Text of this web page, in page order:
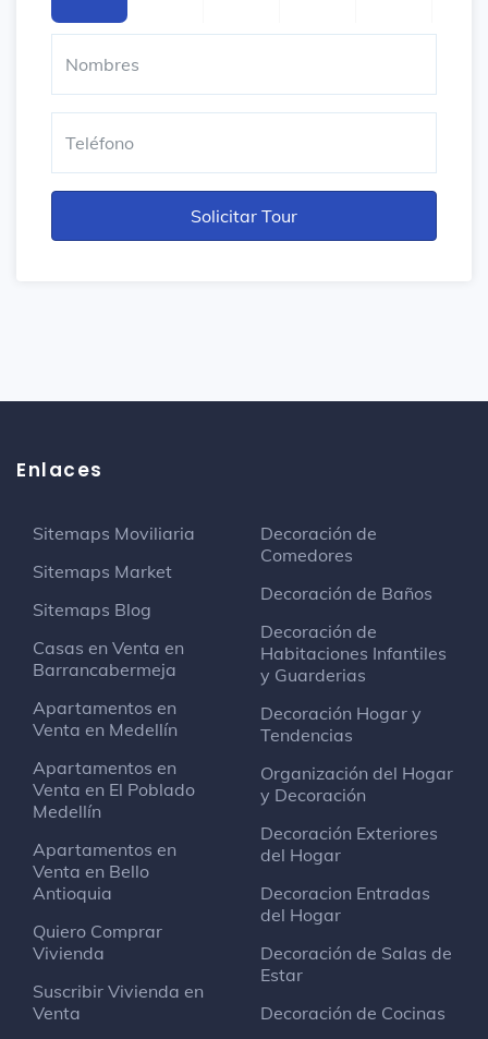
Enlaces
Sitemaps Moviliaria
Sitemaps Market
Sitemaps Blog
Casas en Venta en
Barrancabermeja
Apartamentos en
Venta en Medellín
Apartamentos en
Venta en El Poblado
Medellín
Apartamentos en
Venta en Bello
Antioquia
Quiero Comprar
Vivienda
Suscribir Vivienda en
Venta
Decoración de
Comedores
Decoración de Baños
Decoración de
Habitaciones Infantiles
y Guarderias
Decoración Hogar y
Tendencias
Organización del Hogar
y Decoración
Decoración Exteriores
del Hogar
Decoracion Entradas
del Hogar
Decoración de Salas de
Estar
Decoración de Cocinas